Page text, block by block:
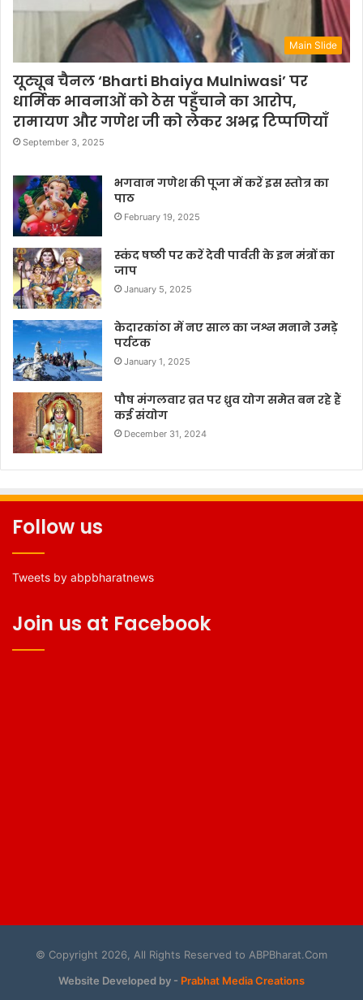
Main Slide
यूट्यूब चैनल ‘Bharti Bhaiya Mulniwasi’ पर
धार्मिक भावनाओं को ठेस पहुँचाने का आरोप,
रामायण और गणेश जी को लेकर अभद्र टिप्पणियाँ
September 3, 2025
भगवान गणेश की पूजा में करें इस स्तोत्र का
पाठ
February 19, 2025
स्कंद षष्ठी पर करें देवी पार्वती के इन मंत्रों का
जाप
January 5, 2025
केदारकांठा में नए साल का जश्न मनाने उमड़े
पर्यटक
January 1, 2025
पौष मंगलवार व्रत पर ध्रुव योग समेत बन रहे हैं
कई संयोग
December 31, 2024
Follow us
Tweets by abpbharatnews
Join us at Facebook
© Copyright 2026, All Rights Reserved to ABPBharat.Com
Website Developed by - Prabhat Media Creations